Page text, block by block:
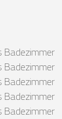
Badezimmer
Badezimmer
Badezimmer
Badezimmer
Badezimmer